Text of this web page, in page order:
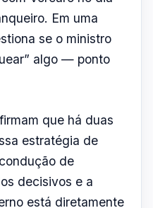
de uma crise no
desgaste na
dizem não
dados do
recorde de
da Meio/Ideia
têm maior